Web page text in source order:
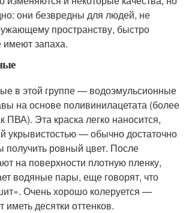
они безвредны для людей, не
пространству, быстро
имеют запаха.
в этой группе — водоэмульсионные
на основе поливинилацетата (более
ПВА). Эта краска легко наносится,
укрывистостью — обычно достаточно
получить ровный цвет. После
на поверхности плотную пленку,
водяные пары, еще говорят, что
Очень хорошо колеруется —
десятки оттенков.